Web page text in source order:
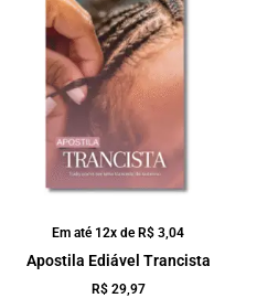
Em até 12x de R$ 3,04
Apostila Ediável Trancista
R$29,97